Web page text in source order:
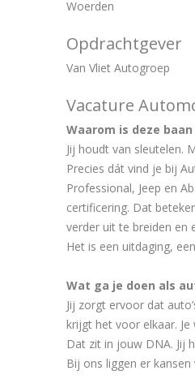
Woerden
Opdrachtgever
Van Vliet Autogroep
Vacature
Waarom is deze
Jij houdt van sleutelen.
Precies dát vind je bij
Professional, Jeep en
certificering. Dat
verder uit te breiden en
Het is een uitdaging,
Wat ga je doen als
Jij zorgt ervoor dat
krijgt het voor elkaar.
Dat zit in jouw DNA. Jij
Bij ons liggen er